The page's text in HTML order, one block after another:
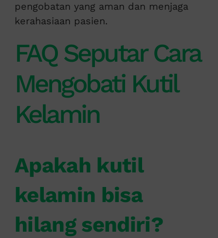
pengobatan yang aman dan menjaga
kerahasiaan pasien.
FAQ Seputar Cara
Mengobati Kutil
Kelamin
Apakah kutil
kelamin bisa
hilang sendiri?